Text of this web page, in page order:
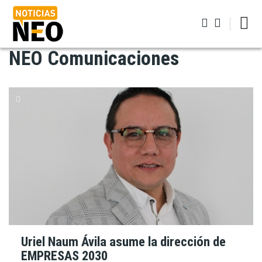
Pasar
contenido
principal
Iniciar sesión
NEO Comunicaciones
Uriel Naum Ávila asume la dirección de
EMPRESAS 2030